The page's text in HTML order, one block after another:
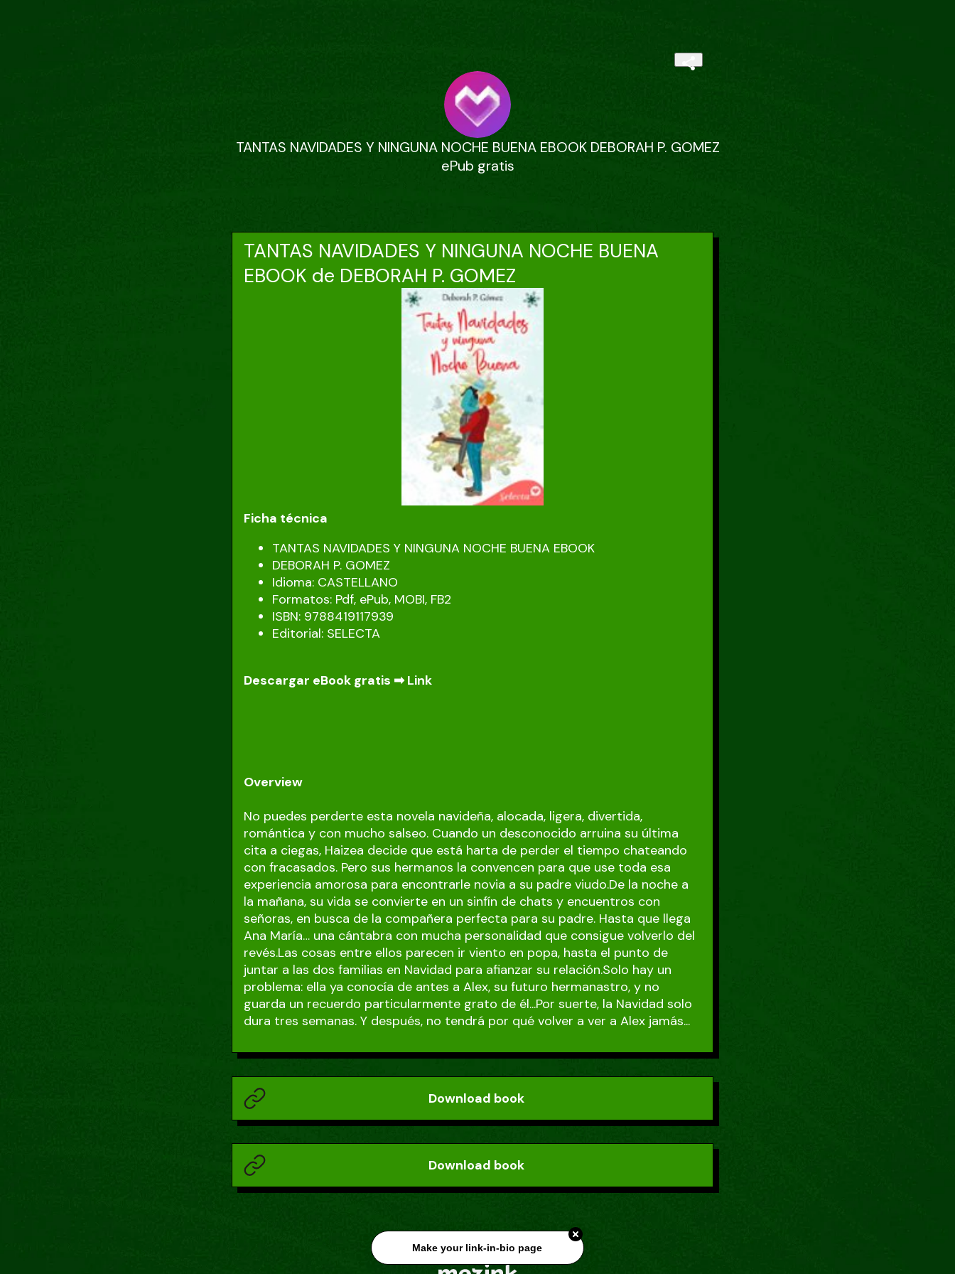
TANTAS NAVIDADES Y NINGUNA NOCHE BUENA EBOOK DEBORAH P. GOMEZ
ePub gratis
TANTAS NAVIDADES Y NINGUNA NOCHE BUENA
EBOOK de DEBORAH P. GOMEZ
Ficha técnica
TANTAS NAVIDADES Y NINGUNA NOCHE BUENA EBOOK
DEBORAH P. GOMEZ
Idioma: CASTELLANO
Formatos: Pdf, ePub, MOBI, FB2
ISBN: 9788419117939
Editorial: SELECTA
Descargar eBook gratis ➡Link
Overview
No puedes perderte esta novela navideña, alocada, ligera, divertida,
romántica y con mucho salseo. Cuando un desconocido arruina su última
cita a ciegas, Haizea decide que está harta de perder el tiempo chateando
con fracasados. Pero sus hermanos la convencen para que use toda esa
experiencia amorosa para encontrarle novia a su padre viudo.De la noche a
la mañana, su vida se convierte en un sinfín de chats y encuentros con
señoras, en busca de la compañera perfecta para su padre. Hasta que llega
Ana María… una cántabra con mucha personalidad que consigue volverlo del
revés.Las cosas entre ellos parecen ir viento en popa, hasta el punto de
juntar a las dos familias en Navidad para afianzar su relación.Solo hay un
problema: ella ya conocía de antes a Alex, su futuro hermanastro, y no
guarda un recuerdo particularmente grato de él...Por suerte, la Navidad solo
dura tres semanas. Y después, no tendrá por qué volver a ver a Alex jamás...
Download book
Download book
Make your link-in-bio page